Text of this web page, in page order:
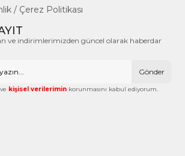
/ Çerez Politikası
ve indirimlerimizden güncel olarak haberdar
Gönder
ve kişisel verilerimin korunmasını kabul ediyorum.